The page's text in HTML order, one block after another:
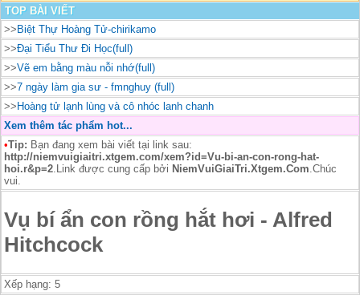
TOP BÀI VIẾT
>>Biệt Thự Hoàng Tử-chirikamo
>>Đại Tiểu Thư Đi Học(full)
>>Vẽ em bằng màu nỗi nhớ(full)
>>7 ngày làm gia sư - fmnghuy (full)
>>Hoàng tử lạnh lùng và cô nhóc lanh chanh
Xem thêm tác phẩm hot...
•Tip: Bạn đang xem bài viết tại link sau:
http://niemvuigiaitri.xtgem.com/xem?id=Vu-bi-an-con-rong-hat-
hoi.r&p=2 .Link được cung cấp bởi NiemVuiGiaiTri.Xtgem.Com .Chúc
vui.
Vụ bí ẩn con rồng hắt hơi - Alfred
Hitchcock
Xếp hạng: 5